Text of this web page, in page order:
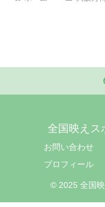
全国映えス
お問い合わせ
プロフィール
© 2025 全国